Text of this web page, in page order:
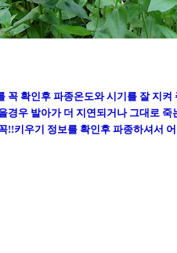
꼭 확인후 파종온도와 시기를 잘 지켜
경우 발아가 더 지연되거나 그대로
!!키우기 정보를 확인후 파종하셔서